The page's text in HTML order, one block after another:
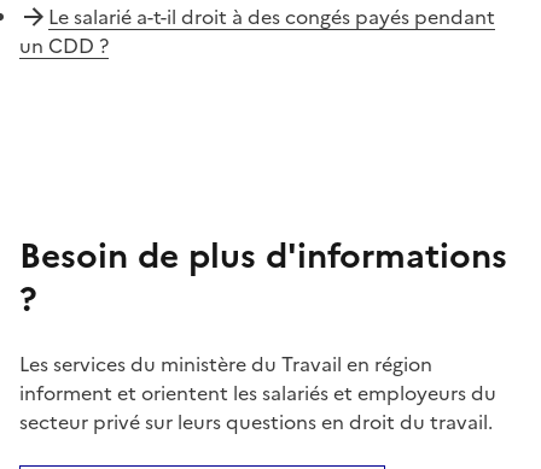
Le salarié a-t-il droit à des congés payés pendant
un CDD ?
Besoin de plus d'informations
?
Les services du ministère du Travail en région
informent et orientent les salariés et employeurs du
secteur privé sur leurs questions en droit du travail.